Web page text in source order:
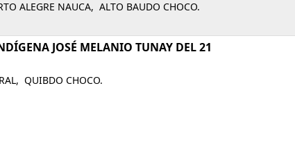
ALEGRE NAUCA, ALTO BAUDO CHOCO.
JOSÉ MELANIO TUNAY DEL 21
QUIBDO CHOCO.